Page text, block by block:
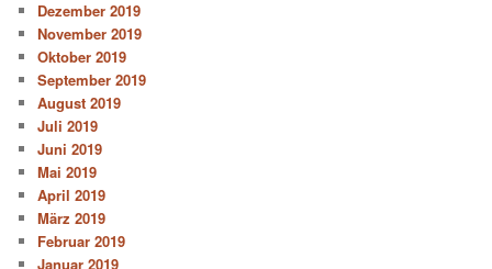
Dezember 2019
November 2019
Oktober 2019
September 2019
August 2019
Juli 2019
Juni 2019
Mai 2019
April 2019
März 2019
Februar 2019
Januar 2019